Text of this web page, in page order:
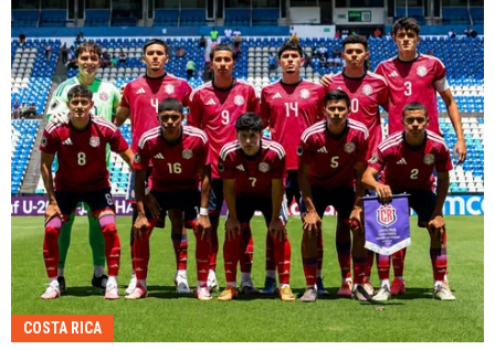
COSTA RICA